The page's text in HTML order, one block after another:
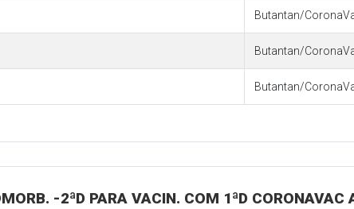
Butantan/
Butantan/
Butantan/
-2ªD PARA VACIN. COM 1ªD